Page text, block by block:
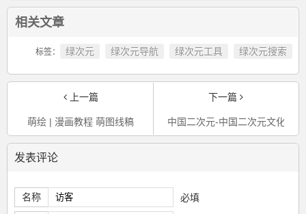
相关文章
标签： 绿次元 绿次元导航 绿次元工具 绿次元搜索
上一篇
萌绘 | 漫画教程 萌图线稿
下一篇
中国二次元-中国二次元文化的
发表评论
名称 必填